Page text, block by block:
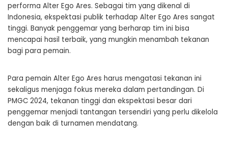
performa Alter Ego Ares. Sebagai tim yang dikenal di
Indonesia, ekspektasi publik terhadap Alter Ego Ares sangat
tinggi. Banyak penggemar yang berharap tim ini bisa
mencapai hasil terbaik, yang mungkin menambah tekanan
bagi para pemain.
Para pemain Alter Ego Ares harus mengatasi tekanan ini
sekaligus menjaga fokus mereka dalam pertandingan. Di
PMGC 2024, tekanan tinggi dan ekspektasi besar dari
penggemar menjadi tantangan tersendiri yang perlu dikelola
dengan baik di turnamen mendatang.